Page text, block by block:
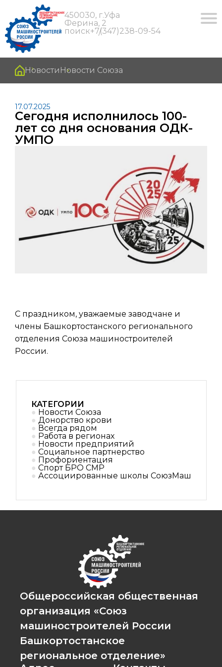
450030, г.Уфа
Ферина, 2
поиск+7(347)238-09-54
Новости Новости Союза
17.07.2025
Сегодня исполнилось 100-
лет со дня основания ОДК-
УМПО
С праздником, уважаемые заводчане и
члены Башкортостанского регионального
отделения Союза машиностроителей
России.
КАТЕГОРИИ
Новости Союза
Донорство крови
Всегда рядом
Работа в регионах
Новости предприятий
Социальное партнерствo
Профориентация
Спорт БРО СМР
Ассоциированные школы СоюзМаш
Общероссийская общественная
организация «Союз
машиностроителей России
Башкортостанское
региональное отделение»